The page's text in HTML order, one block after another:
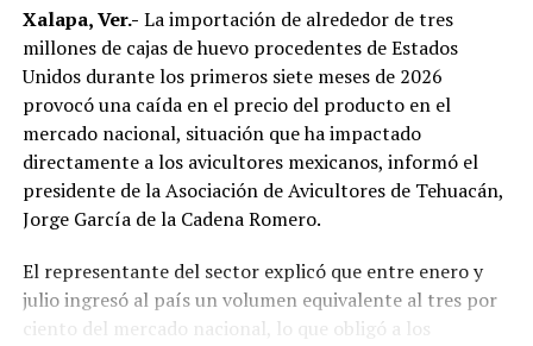
institucional cuyo objetivo es garantizar que la
universidad opere bajo criterios de legalidad, eficiencia y
transparencia, privilegiando el servicio que se brinda a
miles de estudiantes en la entidad.
El Gobierno del Estado ha reiterado que las
investigaciones se desarrollan con apego a la ley y
respetando el debido proceso, por lo que hasta el
responsabilidades individuales.
Xalapa, Ver.- La importación de alrededor de tres
millones de cajas de huevo procedentes de Estados
Unidos durante los primeros siete meses de 2026
provocó una caída en el precio del producto en el
mercado nacional, situación que ha impactado
directamente a los avicultores mexicanos, informó el
presidente de la Asociación de Avicultores de Tehuacán,
Jorge García de la Cadena Romero.
El representante del sector explicó que entre enero y
julio ingresó al país un volumen equivalente al tres por
ciento del mercado nacional, lo que obligó a los